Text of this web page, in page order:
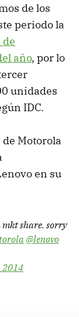
de los
periodo la
año, por lo
unidades
IDC.
Motorola
en su
share. sorry
@lenovo
2014